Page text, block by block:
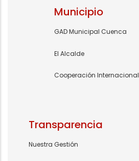
Municipio
GAD Municipal Cuenca
El Alcalde
Cooperación Internacional
Transparencia
Nuestra Gestión